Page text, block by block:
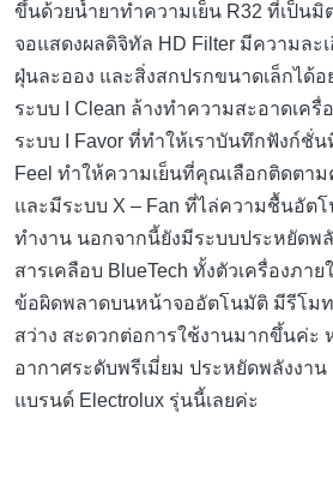
ขึ้นด้วยน้ำยาทำความเย็น R32 ที่เป็น
จอแสดงผลดิจิทัล HD Filter มีความละ
ฝุ่นละออง และสิ่งสกปรกขนาดเล็กได้
ระบบ I Clean ล้างทำความสะอาดเค
ระบบ I Favor ที่ทำให้เราบันทึกฟังก์ชั่
Feel ทำให้ความเย็นที่คุณเลือกติดตา
และมีระบบ X – Fan ที่ไล่ความชื้นอัต
ทำงาน นอกจากนี้ยังมีระบบประหยัดพลั
สารเคลือบ BlueTech ทั้งตัวเครื่องภา
ข้อผิดพลาดบนหน้าจออัตโนมัติ มีรีโม
สว่าง สะดวกต่อการใช้งานมากขึ้นค่ะ
อากาศระดับพรีเมี่ยม ประหยัดพลังงา
แบรนด์ Electrolux รุ่นนี้เลยค่ะ